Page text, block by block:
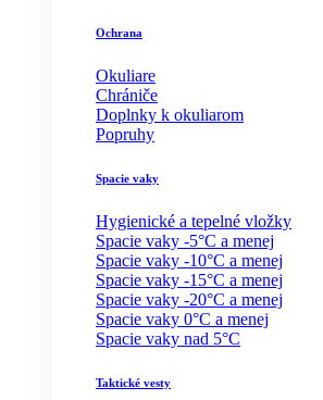
Ochrana
Okuliare
Chrániče
Doplnky k okuliarom
Popruhy
Spacie vaky
Hygienické a tepelné vložky
Spacie vaky -5°C a menej
Spacie vaky -10°C a menej
Spacie vaky -15°C a menej
Spacie vaky -20°C a menej
Spacie vaky 0°C a menej
Spacie vaky nad 5°C
Taktické vesty